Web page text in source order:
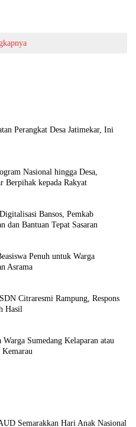
Perangkat Desa Jatimekar, Ini
Nasional hingga Desa,
Berpihak kepada Rakyat
Bansos, Pemkab
dan Bantuan Tepat Sasaran
Penuh untuk Warga
Asrama
Citraresmi Rampung, Respons
Hasil
Sumedang Kelaparan atau
Semarakkan Hari Anak Nasional